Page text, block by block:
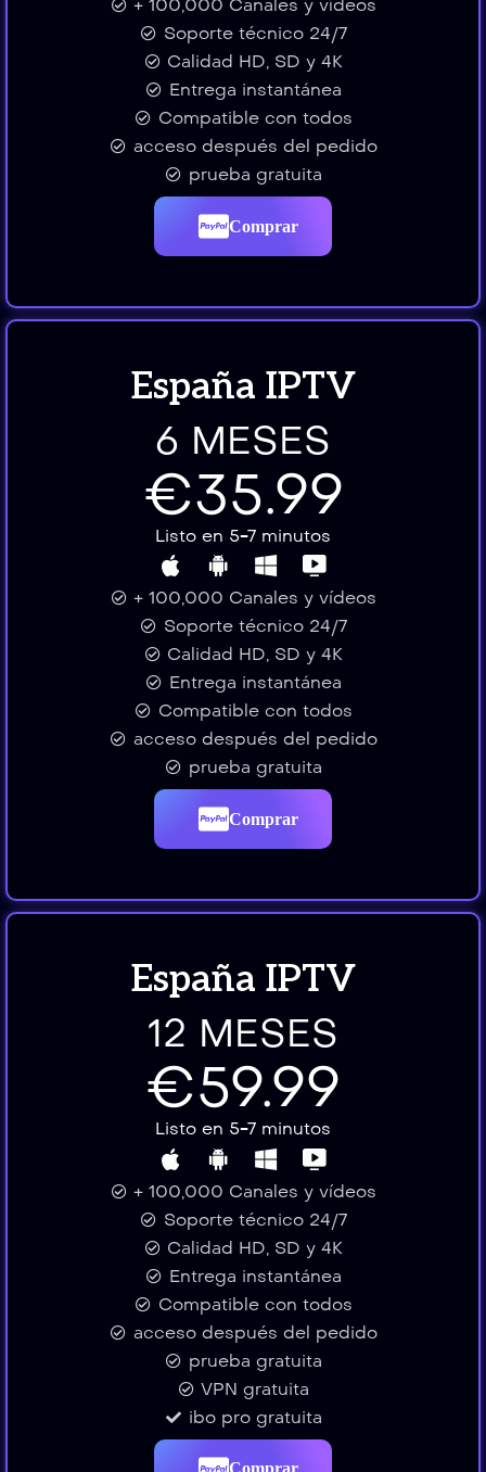
+ 100,000 Canales y vídeos
Soporte técnico 24/7
Calidad HD, SD y 4K
Entrega instantánea
Compatible con todos
acceso después del pedido
prueba gratuita
Comprar
España IPTV
6 MESES
€35.99
Listo en 5-7 minutos
+ 100,000 Canales y vídeos
Soporte técnico 24/7
Calidad HD, SD y 4K
Entrega instantánea
Compatible con todos
acceso después del pedido
prueba gratuita
Comprar
España IPTV
12 MESES
€59.99
Listo en 5-7 minutos
+ 100,000 Canales y vídeos
Soporte técnico 24/7
Calidad HD, SD y 4K
Entrega instantánea
Compatible con todos
acceso después del pedido
prueba gratuita
VPN gratuita
ibo pro gratuita